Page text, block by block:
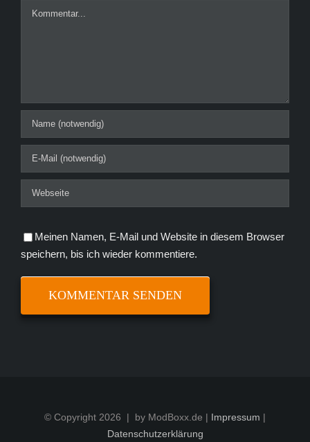
Kommentar
Meinen Namen, E-Mail und Website in diesem Browser
speichern, bis ich wieder kommentiere.
© Copyright 2026 | by ModBoxx.de | Impressum |
Datenschutzerklärung